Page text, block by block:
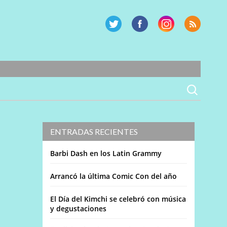
ENTRADAS RECIENTES
Barbi Dash en los Latin Grammy
Arrancó la última Comic Con del año
El Día del Kimchi se celebró con música
y degustaciones